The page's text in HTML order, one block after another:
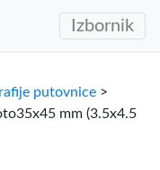
Izbornik
putovnice >
mm (3.5x4.5